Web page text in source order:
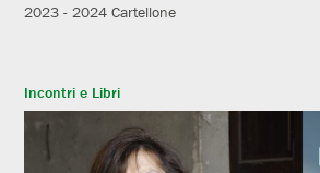
2023 - 2024 Cartellone
Incontri e Libri